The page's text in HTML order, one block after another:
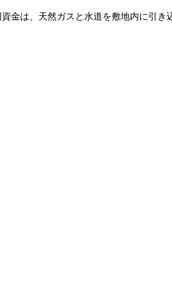
は、天然ガスと水道を敷地内に引